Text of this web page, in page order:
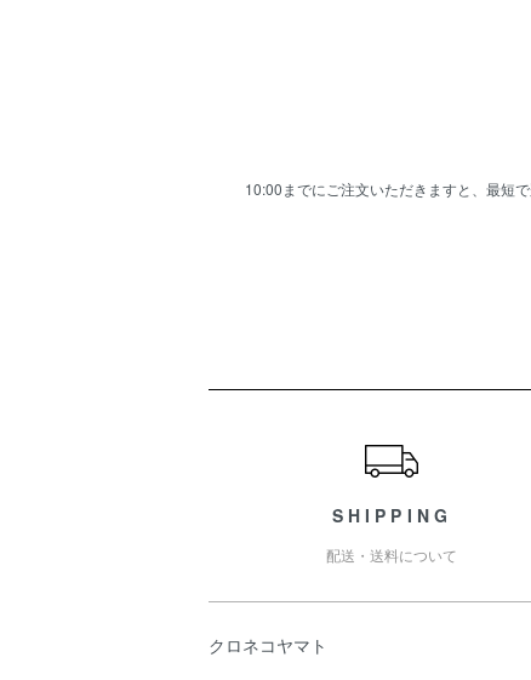
10:00までにご注文いただきますと、最短
SHIPPING
配送・送料について
クロネコヤマト